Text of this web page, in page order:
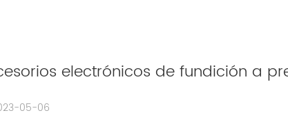
electrónicos de fundición a
05-06